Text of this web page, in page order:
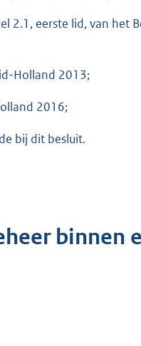
2.1, eerste lid, van het
Holland 2013;
2016;
bij dit besluit.
binnen